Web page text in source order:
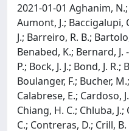
2021-01-01 Aghanim,
Aumont, J.; Baccigalupi,
J.; Barreiro, R. B.;
Benabed, K.; Bernard, J.
P.; Bock, J. J.; Bond, J.
Boulanger, F.; Bucher,
Calabrese, E.; Cardoso,
Chiang, H. C.; Chluba,
C.; Contreras, D.; Crill,